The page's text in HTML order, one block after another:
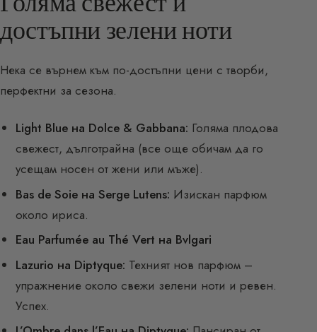
достъпни зелени ноти
Нека се върнем към по-достъпни цени с творби,
перфектни за сезона.
Light Blue на Dolce & Gabbana: Голяма плодова
свежест, дълготрайна (все още обичам да го
усещам носен от жени или мъже).
Bas de Soie на Serge Lutens: Изискан парфюм
около ириса.
Eau Parfumée au Thé Vert на Bvlgari
Lazurio на Diptyque: Техният нов парфюм –
упражнение около свежи зелени ноти и ревен.
Успех.